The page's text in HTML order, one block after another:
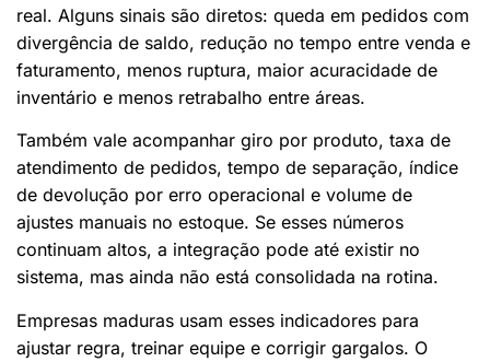
real. Alguns sinais são diretos: queda em pedidos com
divergência de saldo, redução no tempo entre venda e
faturamento, menos ruptura, maior acuracidade de
inventário e menos retrabalho entre áreas.
Também vale acompanhar giro por produto, taxa de
atendimento de pedidos, tempo de separação, índice
de devolução por erro operacional e volume de
ajustes manuais no estoque. Se esses números
continuam altos, a integração pode até existir no
sistema, mas ainda não está consolidada na rotina.
Empresas maduras usam esses indicadores para
ajustar regra, treinar equipe e corrigir gargalos. O